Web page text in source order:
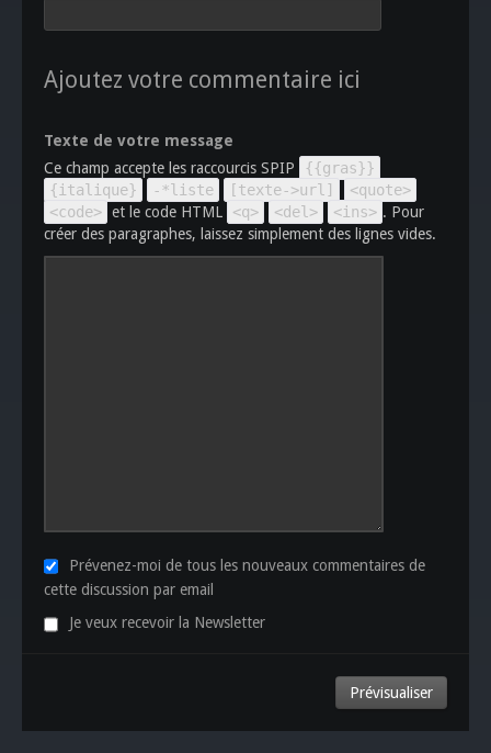
Ajoutez votre commentaire ici
Texte de votre message
Ce champ accepte les raccourcis SPIP
{{gras}}
{italique}
-*liste [texte->url]
<quote>
<code> et le code HTML <q> <del> <ins> . Pour
créer des paragraphes, laissez simplement des lignes vides.
Prévenez-moi de tous les nouveaux commentaires de
cette discussion par email
Je veux recevoir la Newsletter